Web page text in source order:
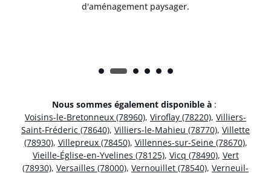
d'aménagement paysager.
Nous sommes également disponible à :
Voisins-le-Bretonneux (78960), Viroflay (78220), Villiers-
Saint-Fréderic (78640), Villiers-le-Mahieu (78770), Villette
(78930), Villepreux (78450), Villennes-sur-Seine (78670),
Vieille-Église-en-Yvelines (78125), Vicq (78490), Vert
(78930), Versailles (78000), Vernouillet (78540), Verneuil-